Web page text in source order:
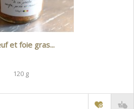
et foie gras...
120 g